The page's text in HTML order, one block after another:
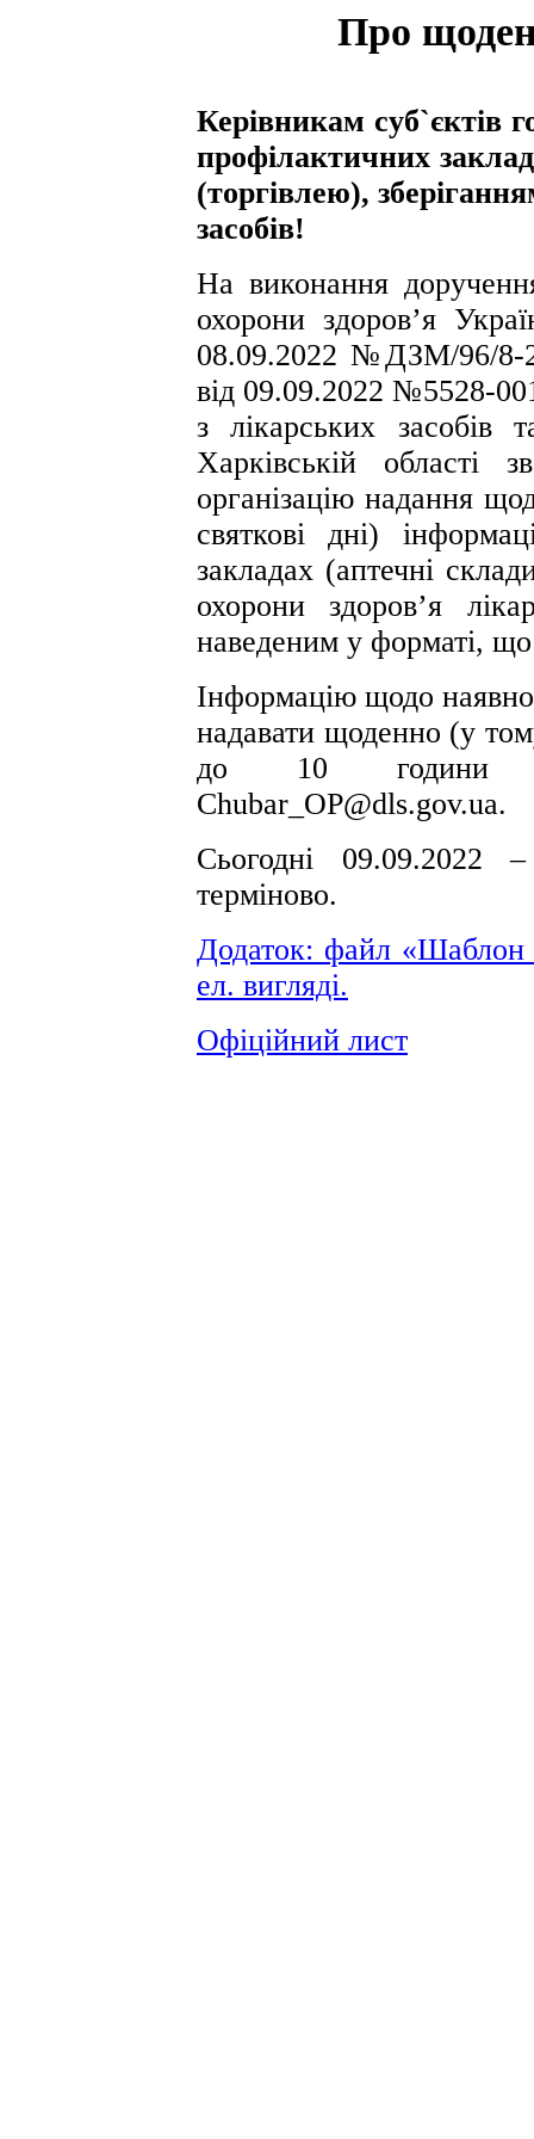
Про
Керівникам суб`єктів
профілактичних
(торгівлею),
засобів!
На виконання
охорони здоров’я
08.09.2022 №ДЗМ/96/8-
від 09.09.2022 №5528-
з лікарських
Харківській області
організацію надання
святкові дні)
закладах (аптечні
охорони здоров’я
наведеним у форматі, що
Інформацію щодо
надавати щоденно (у
до 10 години
Chubar_OP@dls.gov.ua.
Сьогодні 09.09.2022
терміново.
Додаток: файл «Шаблон
ел. вигляді.
Офіційний лист